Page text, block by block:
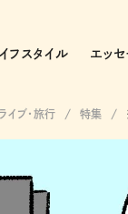
フスタイル エッセ
ライブ･旅行 特集